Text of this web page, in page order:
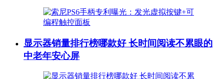
显示器销量排行榜哪款好 长时间阅读不累眼的
中老年安心屏